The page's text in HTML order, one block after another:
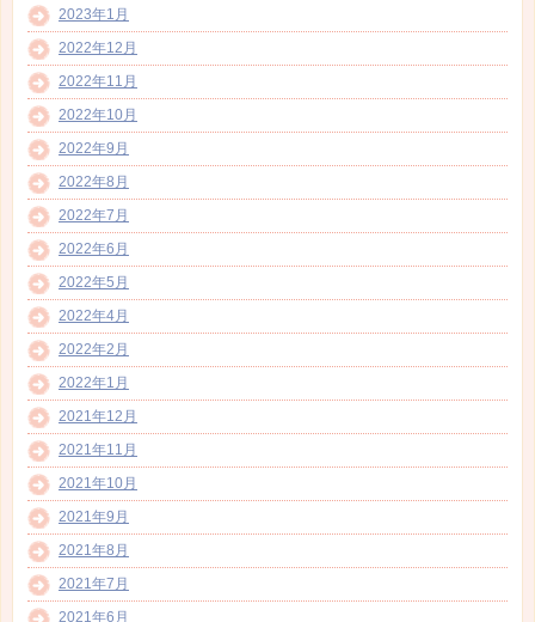
2023年1月
2022年12月
2022年11月
2022年10月
2022年9月
2022年8月
2022年7月
2022年6月
2022年5月
2022年4月
2022年2月
2022年1月
2021年12月
2021年11月
2021年10月
2021年9月
2021年8月
2021年7月
2021年6月